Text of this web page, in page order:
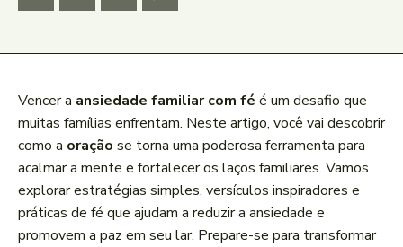
Vencer a ansiedade familiar com fé é um desafio que
muitas famílias enfrentam. Neste artigo, você vai descobrir
como a oração se torna uma poderosa ferramenta para
acalmar a mente e fortalecer os laços familiares. Vamos
explorar estratégias simples, versículos inspiradores e
práticas de fé que ajudam a reduzir a ansiedade e
promovem a paz em seu lar. Prepare-se para transformar